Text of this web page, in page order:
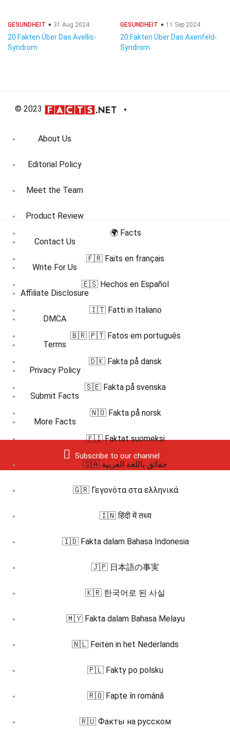
GESUNDHEIT 31 Aug 2024
20 Fakten Über Das Avellis-
Syndrom
GESUNDHEIT 11 Sep 2024
20 Fakten Über Das Axenfeld-
Syndrom
© 2023
About Us
Editorial Policy
Meet the Team
Product Review
Contact Us
Write For Us
Affiliate Disclosure
DMCA
Terms
Privacy Policy
Submit Facts
More Facts
Subscribe to our channel
🌍 Facts
🇫🇷 Faits en français
🇪🇸 Hechos en Español
🇮🇹 Fatti in Italiano
🇧🇷 🇵🇹 Fatos em português
🇩🇰 Fakta på dansk
🇸🇪 Fakta på svenska
🇳🇴 Fakta på norsk
🇫🇮 Faktat suomeksi
🇸🇦 حقائق باللغة العربية
🇬🇷 Γεγονότα στα ελληνικά
🇮🇳 हिंदी में तथ्य
🇮🇩 Fakta dalam Bahasa Indonesia
🇯🇵 日本語の事実
🇰🇷 한국어로 된 사실
🇲🇾 Fakta dalam Bahasa Melayu
🇳🇱 Feiten in het Nederlands
🇵🇱 Fakty po polsku
🇷🇴 Fapte în română
🇷🇺 Факты на русском